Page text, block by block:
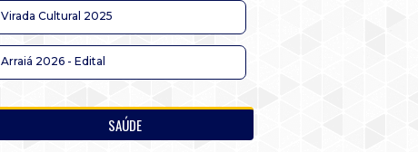
Virada Cultural 2025
Arraiá 2026 - Edital
SAÚDE